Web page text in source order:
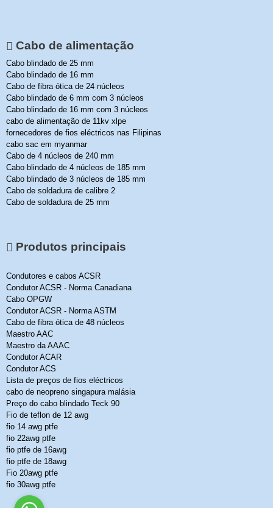
Cabo de alimentação
Cabo blindado de 25 mm
Cabo blindado de 16 mm
Cabo de fibra ótica de 24 núcleos
Cabo blindado de 6 mm com 3 núcleos
Cabo blindado de 16 mm com 3 núcleos
cabo de alimentação de 11kv xlpe
fornecedores de fios eléctricos nas Filipinas
cabo sac em myanmar
Cabo de 4 núcleos de 240 mm
Cabo blindado de 4 núcleos de 185 mm
Cabo blindado de 3 núcleos de 185 mm
Cabo de soldadura de calibre 2
Cabo de soldadura de 25 mm
Produtos principais
Condutores e cabos ACSR
Condutor ACSR - Norma Canadiana
Cabo OPGW
Condutor ACSR - Norma ASTM
Cabo de fibra ótica de 48 núcleos
Maestro AAC
Maestro da AAAC
Condutor ACAR
Condutor ACS
Lista de preços de fios eléctricos
cabo de neopreno singapura malásia
Preço do cabo blindado Teck 90
Fio de teflon de 12 awg
fio 14 awg ptfe
fio 22awg ptfe
fio ptfe de 16awg
fio ptfe de 18awg
Fio 20awg ptfe
fio 30awg ptfe